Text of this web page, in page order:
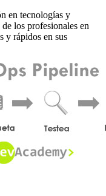
en tecnologías y
los profesionales en
y rápidos en sus